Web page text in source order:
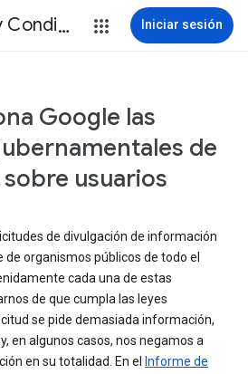
Privacidad y Condiciones Iniciar sesión
Google las
de
usuarios
de divulgación de información
organismos públicos de todo el
cada una de estas
de que cumpla las leyes
se pide demasiada información,
en algunos casos, nos negamos a
en su totalidad. En el
Informe de